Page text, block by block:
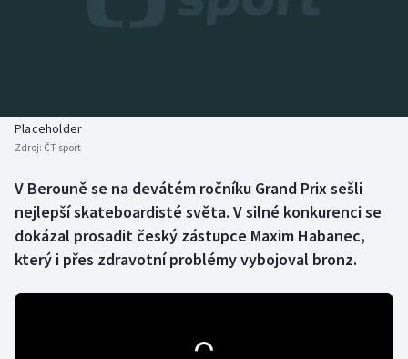
Boby a skeleton
Box
Curling
Dostihy
AZ kvíz
Placeholder
Zdroj: ČT sport
V Berouně se na devátém ročníku Grand Prix sešli
nejlepší skateboardisté světa. V silné konkurenci se
dokázal prosadit český zástupce Maxim Habanec,
který i přes zdravotní problémy vybojoval bronz.